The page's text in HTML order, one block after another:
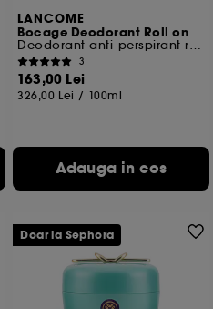
LANCOME
Bocage Deodorant Roll on
Deodorant anti-perspirant roll-on
3
163,00 Lei
326,00 Lei / 100ml
Adauga in cos
Doar la Sephora